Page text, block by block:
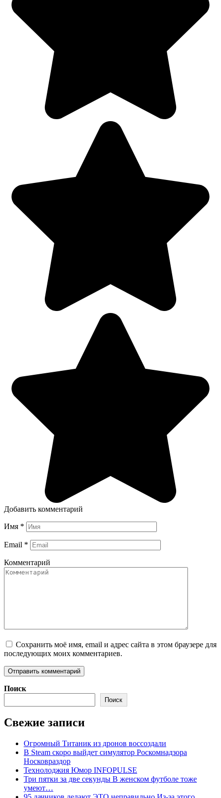
Добавить комментарий
Имя *
Email *
Комментарий
Сохранить моё имя, email и адрес сайта в этом браузере для
последующих моих комментариев.
Поиск
Поиск
Свежие записи
Огромный Титаник из дронов воссоздали
В Steam скоро выйдет симулятор Роскомнадзора
Носковраздор
Технолоджия Юмор INFOPULSE
Три пятки за две секунды В женском футболе тоже
умеют…